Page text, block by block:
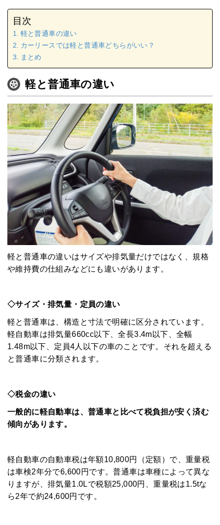
目次
軽と普通車の違い
カーリースでは軽と普通車どちらがいい？
まとめ
軽と普通車の違い
軽と普通車の違いはサイズや排気量だけではなく、規格
や維持費の仕組みなどにも違いがあります。
◇サイズ・排気量・定員の違い
軽と普通車は、構造と寸法で明確に区分されています。
軽自動車は排気量660cc以下、全長3.4m以下、全幅
1.48m以下、定員4人以下の車のことです。それを超える
と普通車に分類されます。
◇税金の違い
一般的に軽自動車は、普通車と比べて税負担が安く済む
傾向があります。
軽自動車の自動車税は年額10,800円（定額）で、重量税
は車検2年分で6,600円です。普通車は車種によって異な
りますが、排気量1.0Lで税額25,000円、重量税は1.5tな
ら2年で約24,600円です。